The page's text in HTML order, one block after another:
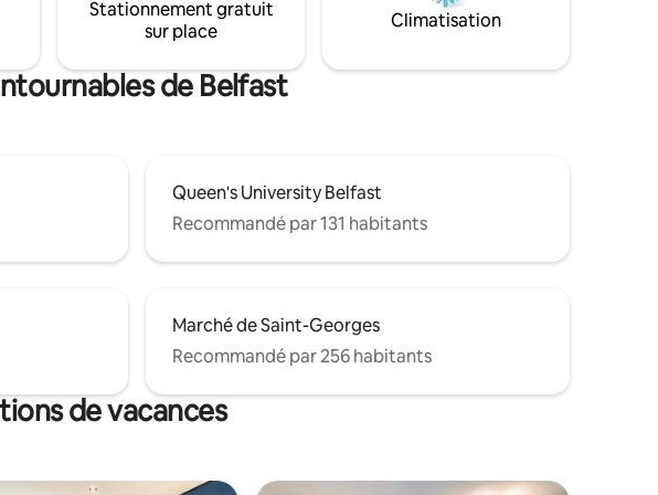
du centre-ville de Belfast où vous
pourrez profiter de tous les sites
de Belfast.
Stationnement gratuit
sur place
Climatisation
de Belfast
Queen's University Belfast
Recommandé par 131 habitants
Marché de Saint-Georges
Recommandé par 256 habitants
de vacances